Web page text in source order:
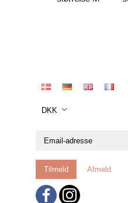
DKK
Email-
Tilmeld Afmeld